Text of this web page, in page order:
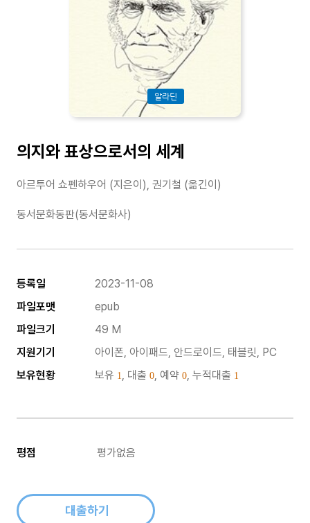
알라딘
의지와 표상으로서의 세계
아르투어 쇼펜하우어 (지은이), 권기철 (옮긴이)
동서문화동판(동서문화사)
등록일
2023-11-08
파일포맷
epub
파일크기
49 M
지원기기
아이폰, 아이패드, 안드로이드, 태블릿, PC
보유현황
보유 1 , 대출 0 , 예약 0 , 누적대출 1
평점 평가없음
대출하기